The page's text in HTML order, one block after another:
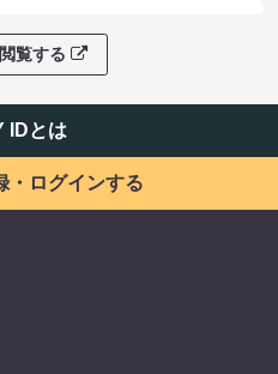
覧する
IDとは
・ログインする